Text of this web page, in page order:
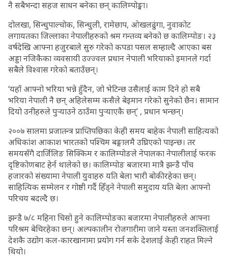
नै सबैभन्दा सहज साधन बनेका छन् कालिम्पोङ्मा।
दोलखा, सिन्धुपाल्चोक, सिन्धुली, रामेछाप, ओखलढुंगा, नुवाकोट
लगायतका जिल्लाका नेपालीहरुको श्रम गन्तव्य बनेको छ कालिम्पोङ। २३
वर्षदेखि आफ्ना हजुरबाले सुरु गरेको कपडा पसल सम्हाल्दै आएका बस
अड्डा नजिकैका व्यवसायी उज्ज्वल प्रधान नेपाली भरियाको इमानले गर्दा
सबैले विश्वास गरेको बताउँछन्।
‘यहाँ आफ्नो भरिया भन्ने हुँदैन, जो भेटिन्छ उसैलाई काम दिने हो सबै
भरिया नेपाली नै छन् अहिलेसम्म कसैले बेइमान गरेको सुनेको छैन। सामान
दियो उनीहरुले पुर्‍याउने ठाउँमा पुर्‍याएकै छन्’ , प्रधान भन्छन्।
२००७ सालमा प्रजातन्त्र प्राप्तिपछिका केही समय बाहेक नेपाली साहित्यको
अधिकांश आकाश भारतको पश्चिम बङ्गालमै उघ्रिएको पाइन्छ। तर
समयसँगै दार्जिलिङ सिक्किम र कालिम्पोङले नेपालका नेपालीलाई फरक
दृष्टिकोणबाट हेर्न थालेको छ। कालिम्पोङ बजारमा मात्रै झन्डै पाँच
हजारको संख्यामा नेपाली युवाहरु यति बेला भारी बोकीरहेका छन्।
साहित्यिक सम्मेलन र गोष्ठी गर्दै हिँड्ने नेपाली समुदाय यति बेला आफ्नो
परिचय बदल्दै छ।
झन्डै ७/८ महिना चिसो हुने कालिम्पोङका बजारमा नेपालीहरुले आफ्ना
परिश्रम बेचिरहेका छन्। अल्पकालीन रोजगारीमा जाने यस्ता जनशक्तिलाई
देशकै उद्योग कल-कारखानामा प्रयोग गर्न सके देशलाई केही राहत मिल्ने
थियो।